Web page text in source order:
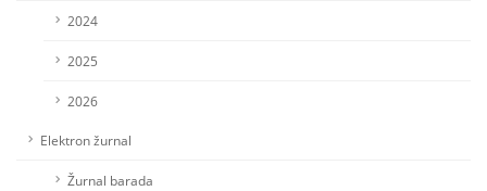
2024
2025
2026
Elektron žurnal
Žurnal barada